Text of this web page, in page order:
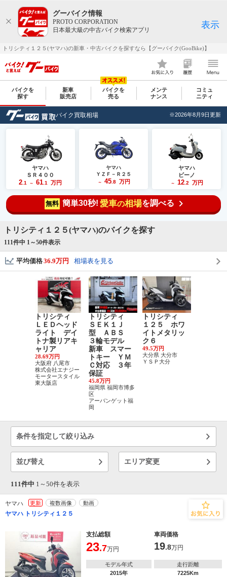
グーバイク情報
PROTO CORPORATION
日本最大級の中古バイク検索アプリ
表示
トリシティ１２５(ヤマハ)の新車・中古バイクを探すなら【グーバイク(GooBike)】
バイクを
探す
新車
販売店
バイクを
売る
メンテ
ナンス
コミュ
ニティ
バイク買取相場 ※2026年8月9日更新
ヤマハ
ＳＲ４００
2 .1 ～ 61 .1 万円
ヤマハ
ＹＺＦ－Ｒ２５
～ 45.8 万円
ヤマハ
ビーノ
～ 12.2 万円
無料 簡単30秒! 愛車の相場を調べる
トリシティ１２５(ヤマハ)のバイクを探す
111件中 1～50件表示
平均価格36.9万円 相場表を見る
トリシティ
ＬＥＤヘッド
ライト デイ
トナ製リアキ
ャリア
28.69万円
大阪府 八尾市
株式会社エナジー
モータースタイル
東大阪店
トリシティ
ＳＥＫ１Ｊ
型 ＡＢＳ
３輪モデル
新車 スマー
トキー ＹＭ
Ｃ対応 ３年
保証
45.8万円
福岡県 福岡市博多
区
アーバンゲット福
岡
トリシティ
１２５ ホワ
イトメタリッ
ク６
49.5万円
大分県 大分市
ＹＳＰ大分
条件を指定して絞り込み
並び替え エリア変更
111件中 1～ 50件を表示
ヤマハ 更新 複数画像 動画
ヤマハ トリシティ１２５
支払総額 車両価格
23.7万円 19.8万円
モデル年式
2015年
走行距離
7225Km